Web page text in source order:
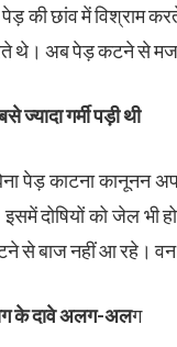
पेड़ की छांव में
अब पेड़ कटने से
गर्मी पड़ी थी
पेड़ काटना कानूनन
दोषियों को जेल भी
से बाज नहीं आ रहे। वन
के दावे अलग-अलग